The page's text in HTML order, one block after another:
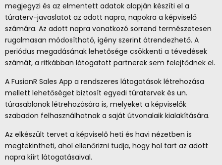
megjegyzi és az elmentett adatok alapján készíti el a
túraterv-javaslatot az adott napra, napokra a képviselő
számára. Az adott napra vonatkozó sorrend természetesen
rugalmasan módosítható, igény szerint átrendezhető. A
periódus megadásának lehetősége csökkenti a tévedések
számát, a ritkábban látogatott partnerek sem felejtődnek el.
A FusionR Sales App a rendszeres látogatások létrehozása
mellett lehetőséget biztosít egyedi túratervek és un.
túrasablonok létrehozására is, melyeket a képviselők
szabadon felhasználhatnak a saját útvonalaik kialakítására.
Az elkészült tervet a képviselő heti és havi nézetben is
megtekintheti, ahol ellenőrizni tudja, hogy hol tart az adott
napra kiírt látogatásaival.